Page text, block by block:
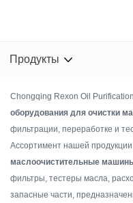
Продукты
Chongqing Rexon Oil
оборудования для очистки
фильтрации, переработке и
Ассортимент нашей
маслоочистительные
фильтры, тестеры масла,
запасные части,